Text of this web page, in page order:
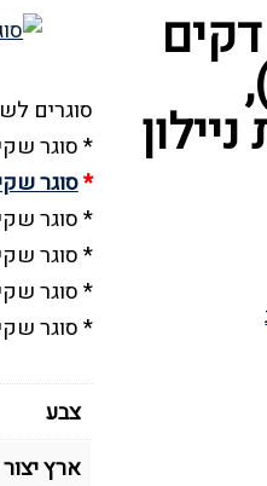
סוגרים
* סוגר שקיות 10 יחידות
*סוגר
* סוגר
* סוגר
* סוגר
* סוגר
צבע
ארץ יצור